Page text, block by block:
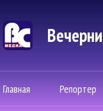
Главная Репортер